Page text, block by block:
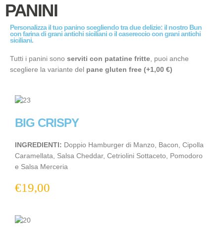
PANINI
Personalizza il tuo panino scegliendo tra due delizie: il nostro Bun
con farina di grani antichi siciliani o il casereccio con grani antichi
siciliani.
Tutti i panini sono serviti con patatine fritte, puoi anche
scegliere la variante del pane gluten free (+1,00 €)
BIG CRISPY
INGREDIENTI: Doppio Hamburger di Manzo, Bacon, Cipolla
Caramellata, Salsa Cheddar, Cetriolini Sottaceto, Pomodoro
e Salsa Merceria
€19,00